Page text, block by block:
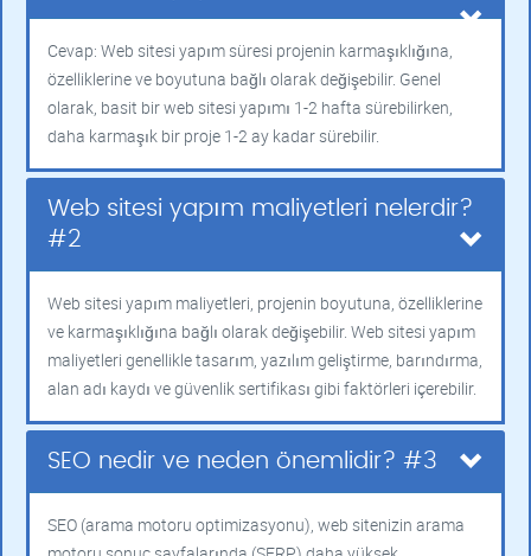
Cevap: Web sitesi yapım süresi projenin karmaşıklığına,
özelliklerine ve boyutuna bağlı olarak değişebilir. Genel
olarak, basit bir web sitesi yapımı 1-2 hafta sürebilirken,
daha karmaşık bir proje 1-2 ay kadar sürebilir.
Web sitesi yapım maliyetleri nelerdir?
#2
Web sitesi yapım maliyetleri, projenin boyutuna, özelliklerine
ve karmaşıklığına bağlı olarak değişebilir. Web sitesi yapım
maliyetleri genellikle tasarım, yazılım geliştirme, barındırma,
alan adı kaydı ve güvenlik sertifikası gibi faktörleri içerebilir.
SEO nedir ve neden önemlidir? #3
SEO (arama motoru optimizasyonu), web sitenizin arama